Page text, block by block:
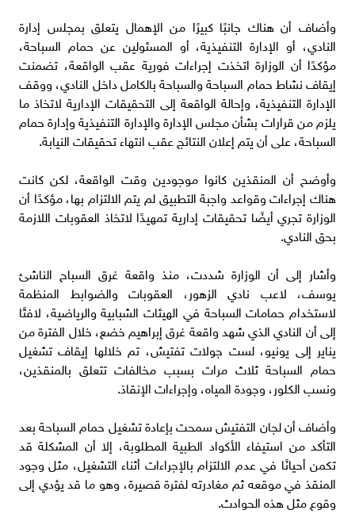
وأضاف أن هناك جانبًا كبيرًا من الإهمال يتعلق بمجلس إدارة
النادي، أو الإدارة التنفيذية، أو المسئولين عن حمام السباحة،
مؤكدًا أن الوزارة اتخذت إجراءات فورية عقب الواقعة، تضمنت
إيقاف نشاط حمام السباحة والسباحة بالكامل داخل النادي، ووقف
الإدارة التنفيذية، وإحالة الواقعة إلى التحقيقات الإدارية لاتخاذ ما
يلزم من قرارات بشأن مجلس الإدارة والإدارة التنفيذية وإدارة حمام
السباحة، على أن يتم إعلان النتائج عقب انتهاء تحقيقات النيابة.
وأوضح أن المنقذين كانوا موجودين وقت الواقعة، لكن كانت
هناك إجراءات وقواعد واجبة التطبيق لم يتم الالتزام بها، مؤكدًا أن
الوزارة تجري أيضًا تحقيقات إدارية تمهيدًا لاتخاذ العقوبات اللازمة
بحق النادي.
وأشار إلى أن الوزارة شددت، منذ واقعة غرق السباح الناشئ
يوسف، لاعب نادي الزهور، العقوبات والضوابط المنظمة
لاستخدام حمامات السباحة في الهيئات الشبابية والرياضية، لافتًا
إلى أن النادي الذي شهد واقعة غرق إبراهيم خضع، خلال الفترة من
يناير إلى يونيو، لست جولات تفتيش، تم خلالها إيقاف تشغيل
حمام السباحة ثلاث مرات بسبب مخالفات تتعلق بالمنقذين،
ونسب الكلور، وجودة المياه، وإجراءات الإنقاذ.
وأضاف أن لجان التفتيش سمحت بإعادة تشغيل حمام السباحة بعد
التأكد من استيفاء الأكواد الطبية المطلوبة، إلا أن المشكلة قد
تكمن أحيانًا في عدم الالتزام بالإجراءات أثناء التشغيل، مثل وجود
المنقذ في موقعه ثم مغادرته لفترة قصيرة، وهو ما قد يؤدي إلى
وقوع مثل هذه الحوادث.